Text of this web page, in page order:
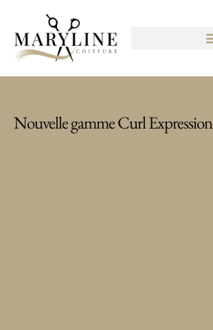
Nouvelle gamme Curl Expression